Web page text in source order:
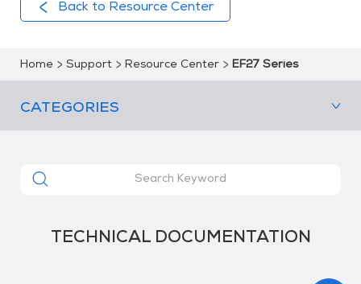
Back to Resource Center
Home Support Resource Center EF27 Series
CATEGORIES
TECHNICAL DOCUMENTATION